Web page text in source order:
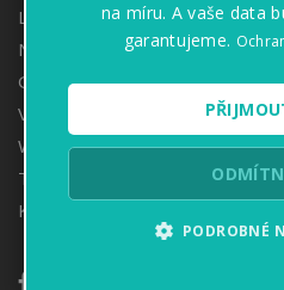
Lékárny
Naše hodnoty
GDPR
Volné pozice
Whistleblowing
Tiskové zprávy
Kontakt
na míru. A vaše data
garantujeme.
PODROBNÉ